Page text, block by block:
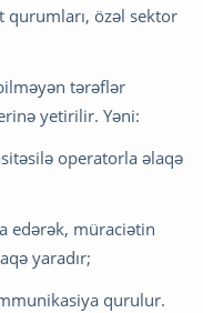
özəl sektor
tərəflər
yetirilir. Yəni:
operatorla əlaqə
edərək, müraciətin
yaradır;
qurulur.